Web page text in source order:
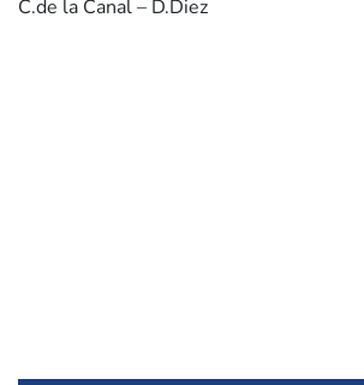
C.de la Canal – D.Diez